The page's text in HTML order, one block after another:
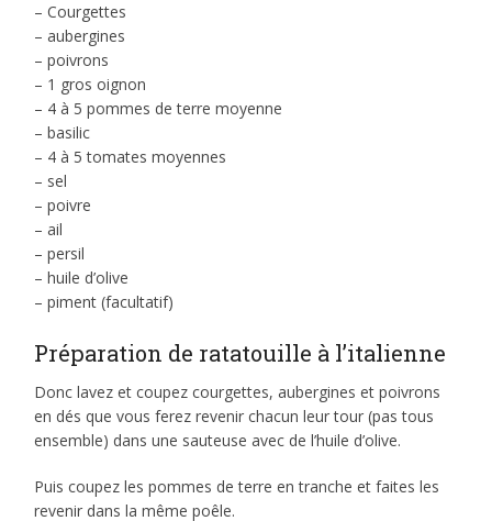
– Courgettes
– aubergines
– poivrons
– 1 gros oignon
– 4 à 5 pommes de terre moyenne
– basilic
– 4 à 5 tomates moyennes
– sel
– poivre
– ail
– persil
– huile d’olive
– piment (facultatif)
Préparation de ratatouille à l’italienne
Donc lavez et coupez courgettes, aubergines et poivrons
en dés que vous ferez revenir chacun leur tour (pas tous
ensemble) dans une sauteuse avec de l’huile d’olive.
Puis coupez les pommes de terre en tranche et faites les
revenir dans la même poêle.